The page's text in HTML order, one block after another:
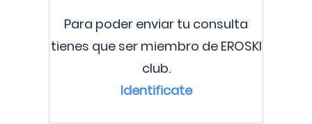
Para poder enviar tu consulta
tienes que ser miembro de EROSKI
club.
Identificate